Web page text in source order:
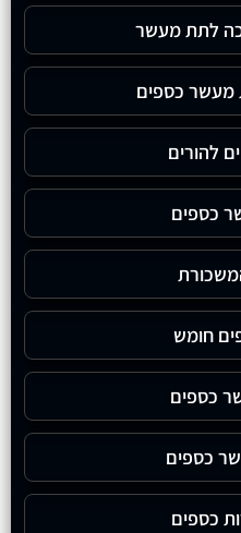
לתת מעשר
כספים
להורים
כספים
חומש
כספים
כספים
כספים